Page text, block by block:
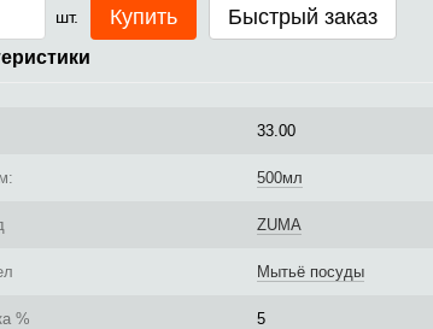
шт. Купить Быстрый заказ
33.00
500мл
ZUMA
Мытьё посуды
% 5